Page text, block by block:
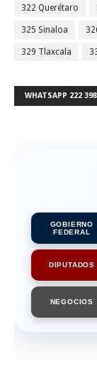
322 Querétaro
325 Sinaloa
329 Tlaxcala
WHATSAPP 222
GOBIERNO
FEDERAL
DIPUTADOS
NEGOCIOS